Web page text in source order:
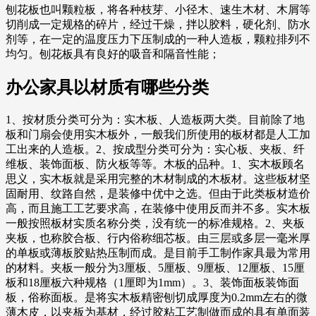
刨花板也叫颗粒板，将各种枝芽、小径木、速生木材、木屑等
切削成一定规格的碎片，经过干燥，拌以胶料，硬化剂、防水
剂等，在一定的温度压力下压制成的一种人造板，颗粒排列不
均匀。刨花板具有良好的吸音和隔音性能；
办公家具以材质有哪些分类
1、按材质分类可分为：实木板、人造板两大类。目前除了地
板和门扇会使用实木板外，一般我们所使用的板材都是人工加
工出来的人造板。2、按成型分类可分为：实心板、夹板、纤
维板、装饰面板、防火板等等。木板的品种。1、实木板顾名
思义，实木板就是采用完整的木材制成的木板材。这些板材坚
固耐用、纹路自然，是装修中优中之选。但由于此类板材造价
高，而且施工工艺要求高，在装修中使用反而并不多。实木板
一般按照板材实质名称分类，没有统一的标准规格。2、夹板
夹板，也称胶合板、行内俗称细芯板。由三层或多层一毫米厚
的单板或薄板胶贴热压制而成。是目前手工制作家具最为常用
的材料。夹板一般分为3厘板、5厘板、9厘板、12厘板、15厘
板和18厘板六种规格（1厘即为1mm）。3、装饰面板装饰面
板，俗称面板。是将实木板精密刨切成厚度为0.2mm左右的微
薄木皮，以夹板为基材，经过胶粘工艺制做而成的具有单面装